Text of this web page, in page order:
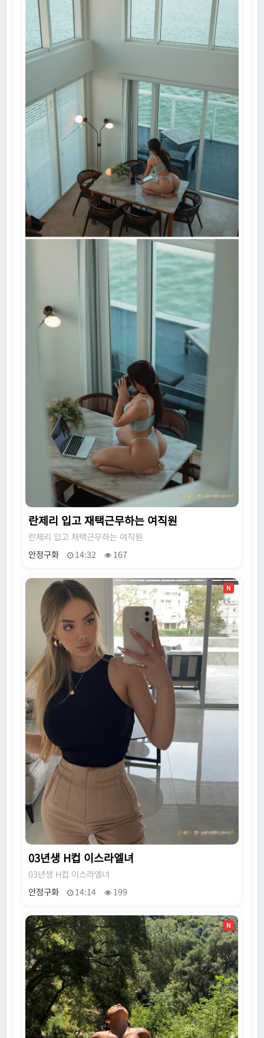
란제리 입고 재택근무하는 여직원
란제리 입고 재택근무하는 여직원
안정구화
14:32 167
N
03년생 H컵 이스라엘녀
03년생 H컵 이스라엘녀
안정구화
14:14 199
N